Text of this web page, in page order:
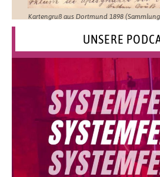
Kartengruß aus Dortmund 1898
UNSERE